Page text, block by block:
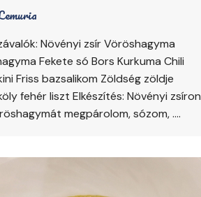
Növényi zsír Vöröshagyma
Fekete só Bors Kurkuma Chili
Friss bazsalikom Zöldség zöldje
fehér liszt Elkészítés: Növényi zsíron
megpárolom, sózom, ….